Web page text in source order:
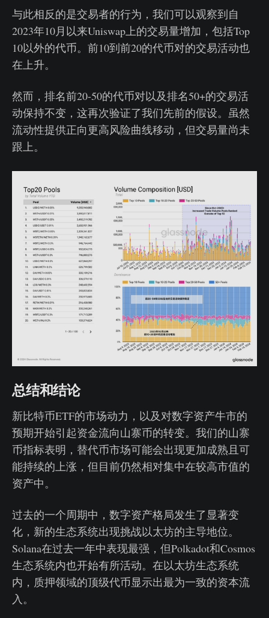
与此相反的是交易者的行为，我们可以观察到自
2023年10月以来Uniswap上的交易量增加，包括Top
10以外的代币。前10到前20的代币对的交易活动也
在上升。
然而，排名前20-50的代币对以及排名50+的交易活
动保持不变，这再次验证了我们先前的假设。虽然
流动性提供正向更高风险曲线移动，但交易量尚未
跟上。
总结和结论
新比特币ETF的市场动力，以及对数字资产牛市的
预期开始引起资金流向山寨币的转变。我们的山寨
币指标表明，替代币市场可能会出现更加成熟且可
能持续的上涨，但目前仍然相对集中在较高市值的
资产中。
过去的一个周期中，数字资产格局发生了显著变
化，新的生态系统出现挑战以太坊的主导地位。
Solana在过去一年中表现最强，但Polkadot和Cosmos
生态系统内也开始有所活动。在以太坊生态系统
内，质押领域的顶级代币显示出最为一致的资本流
入。